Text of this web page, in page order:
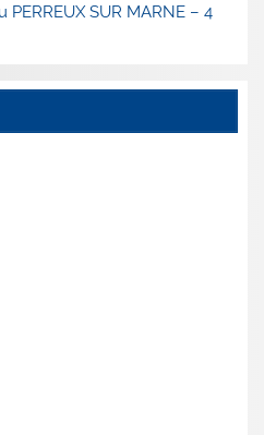
PERREUX SUR MARNE – 4